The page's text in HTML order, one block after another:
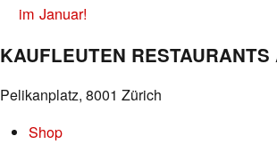
im Januar!
KAUFLEUTEN RESTAURANTS
Pelikanplatz, 8001 Zürich
Shop